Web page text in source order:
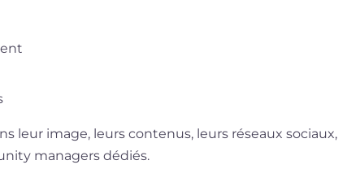
leur image, leurs contenus, leurs réseaux sociaux,
managers dédiés.